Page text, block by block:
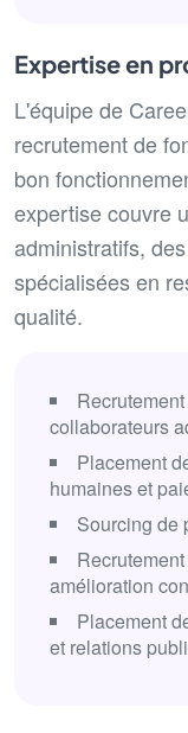
Expertise en
L'équipe de
recrutement de
bon
expertise couvre
administratifs,
spécialisées en
qualité.
collaborateurs
Placement
humaines et
Sourcing de
amélioration
Placement
et relations